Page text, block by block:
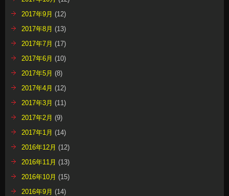
2017年9月 (12)
2017年8月 (13)
2017年7月 (17)
2017年6月 (10)
2017年5月 (8)
2017年4月 (12)
2017年3月 (11)
2017年2月 (9)
2017年1月 (14)
2016年12月 (12)
2016年11月 (13)
2016年10月 (15)
2016年9月 (14)